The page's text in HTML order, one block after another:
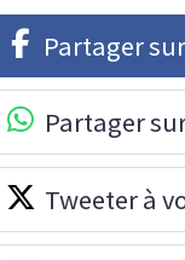
Partager
Partager
Tweeter à